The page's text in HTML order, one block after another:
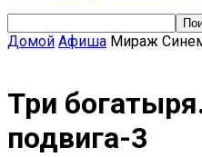
Домой Афиша Мираж
Три
подвига-3